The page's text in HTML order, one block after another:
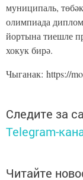
муниципаль,
олимпиада
йортына тиешле
хокук бирә.
Чыганак: https://
Следите за
Telegram-
Читайте